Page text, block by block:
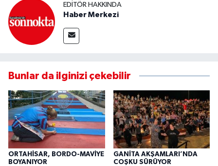
EDITÖR HAKKINDA
Haber Merkezi
Bunlar da ilginizi çekebilir
ORTAHİSAR, BORDO-MAVİYE
BOYANIYOR
GANİTA AKŞAMLARI’NDA
COŞKU SÜRÜYOR